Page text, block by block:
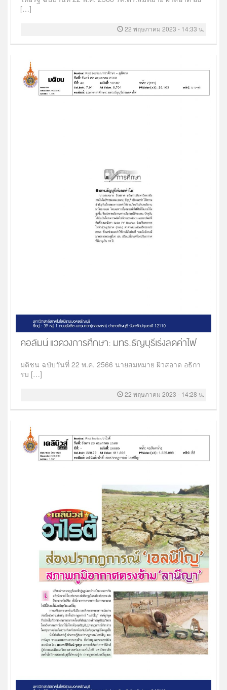
[…]
22 พฤษภาคม 2023 - 14:33 น.
คอลัมน์ แวดวงการศึกษา: มทร.ธัญบุรีเร่งลดค่าไฟ
มติชน ฉบับวันที่ 22 พ.ค. 2566 นายสมหมาย ผิวสอาด อธิกา
รบ […]
22 พฤษภาคม 2023 - 14:28 น.